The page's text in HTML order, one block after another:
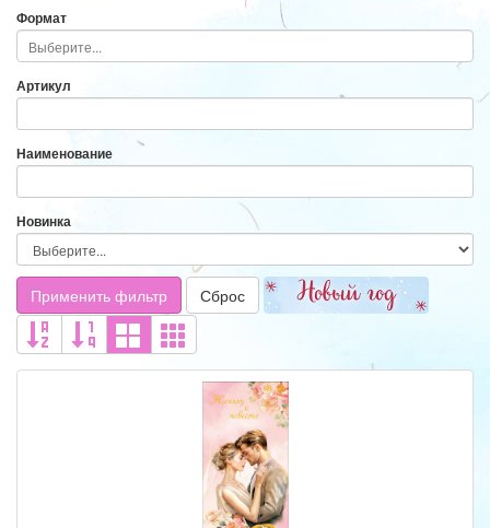
Формат
Артикул
Наименование
Новинка
Применить фильтр Сброс